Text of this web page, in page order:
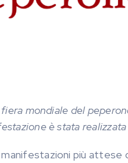
mondiale del
è stata
più attese